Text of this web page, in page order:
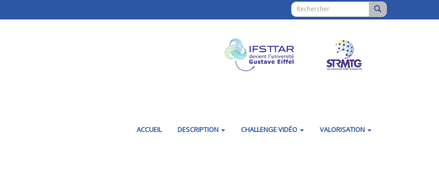
ACCUEIL DESCRIPTION CHALLENGE VIDÉO VALORISATION